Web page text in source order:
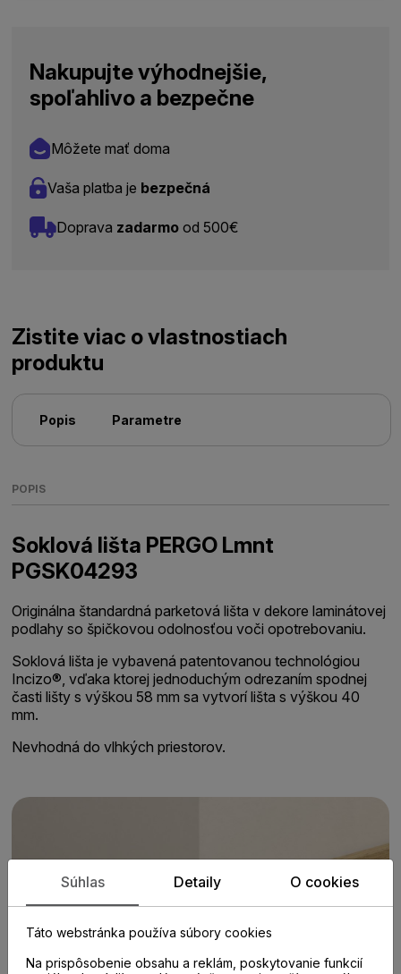
Nakupujte výhodnejšie,
spoľahlivo a bezpečne
Môžete mať doma
Vaša platba je bezpečná
Doprava zadarmo od 500€
Zistite viac o vlastnostiach
produktu
Popis Parametre
POPIS
Soklová lišta PERGO Lmnt
PGSK04293
Originálna štandardná parketová lišta v dekore laminátovej
podlahy so špičkovou odolnosťou voči opotrebovaniu.
Soklová lišta je vybavená patentovanou technológiou
Incizo®, vďaka ktorej jednoduchým odrezaním spodnej
časti lišty s výškou 58 mm sa vytvorí lišta s výškou 40
mm.
Nevhodná do vlhkých priestorov.
Súhlas Detaily O cookies
Táto webstránka používa súbory cookies
Na prispôsobenie obsahu a reklám, poskytovanie funkcií